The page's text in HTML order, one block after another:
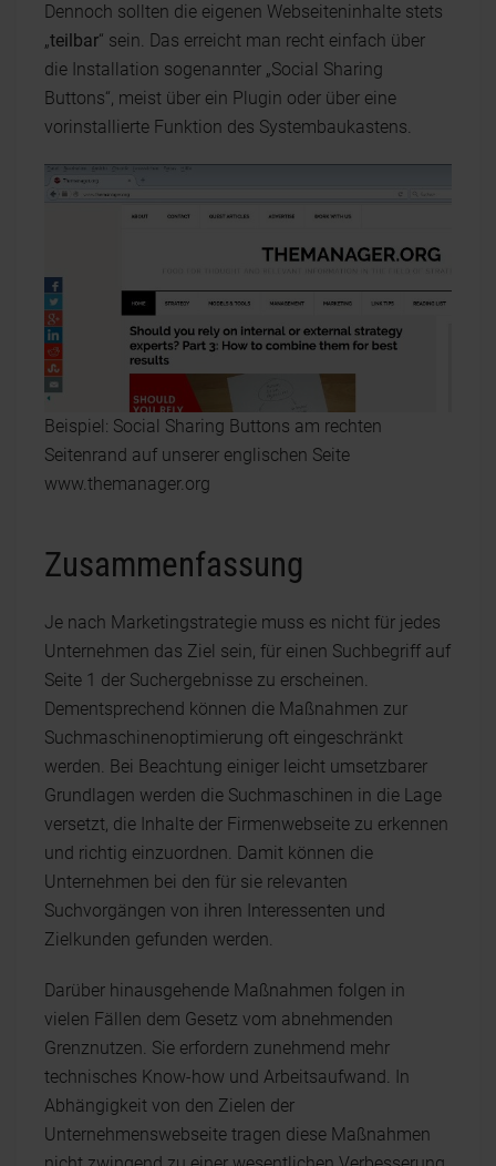
Dennoch sollten die eigenen Webseiteninhalte stets
„teilbar“ sein. Das erreicht man recht einfach über
die Installation sogenannter „Social Sharing
Buttons“, meist über ein Plugin oder über eine
vorinstallierte Funktion des Systembaukastens.
Beispiel: Social Sharing Buttons am rechten
Seitenrand auf unserer englischen Seite
www.themanager.org
Zusammenfassung
Je nach Marketingstrategie muss es nicht für jedes
Unternehmen das Ziel sein, für einen Suchbegriff auf
Seite 1 der Suchergebnisse zu erscheinen.
Dementsprechend können die Maßnahmen zur
Suchmaschinenoptimierung oft eingeschränkt
werden. Bei Beachtung einiger leicht umsetzbarer
Grundlagen werden die Suchmaschinen in die Lage
versetzt, die Inhalte der Firmenwebseite zu erkennen
und richtig einzuordnen. Damit können die
Unternehmen bei den für sie relevanten
Suchvorgängen von ihren Interessenten und
Zielkunden gefunden werden.
Darüber hinausgehende Maßnahmen folgen in
vielen Fällen dem Gesetz vom abnehmenden
Grenznutzen. Sie erfordern zunehmend mehr
technisches Know-how und Arbeitsaufwand. In
Abhängigkeit von den Zielen der
Unternehmenswebseite tragen diese Maßnahmen